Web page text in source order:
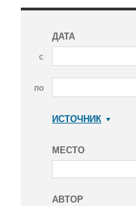
ДАТА
с
по
ИСТОЧНИК
МЕСТО
АВТОР